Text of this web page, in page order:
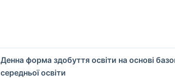
Денна форма здобуття освіти на основі
середньої освіти